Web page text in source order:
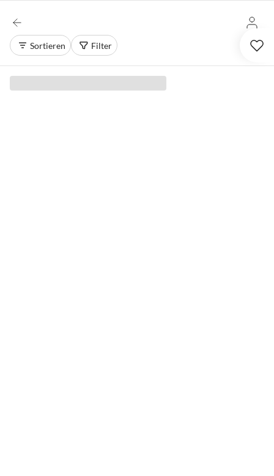
Sortieren Filter